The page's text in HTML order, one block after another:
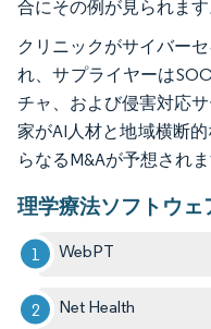
合にその例が見られます
クリニックがサイバー
れ、サプライヤーは
チャ、および侵害対応
家がAI人材と地域横断
らなるM&Aが予想されま
理学療法ソフトウ
WebPT
Net Health